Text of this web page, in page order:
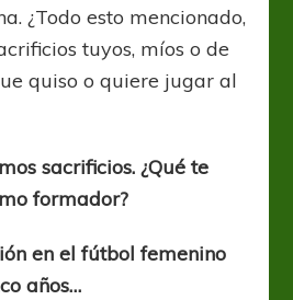
¿Todo esto mencionado,
tuyos, míos o de
quiso o quiere jugar al
sacrificios. ¿Qué te
formador?
en el fútbol femenino
años…